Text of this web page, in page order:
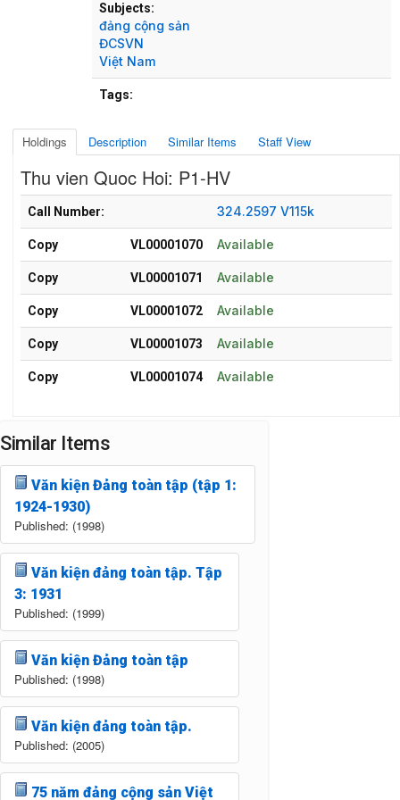
Subjects:
đảng cộng sản
ĐCSVN
Việt Nam
Tags:
Holdings Description Similar Items Staff View
Thu vien Quoc Hoi: P1-HV
Call Number: 324.2597 V115k
Copy VL00001070 Available
Copy VL00001071 Available
Copy VL00001072 Available
Copy VL00001073 Available
Copy VL00001074 Available
Similar Items
Văn kiện Đảng toàn tập (tập 1:
1924-1930)
Published: (1998)
Văn kiện đảng toàn tập. Tập
3: 1931
Published: (1999)
Văn kiện Đảng toàn tập
Published: (1998)
Văn kiện đảng toàn tập.
Published: (2005)
75 năm đảng cộng sản Việt